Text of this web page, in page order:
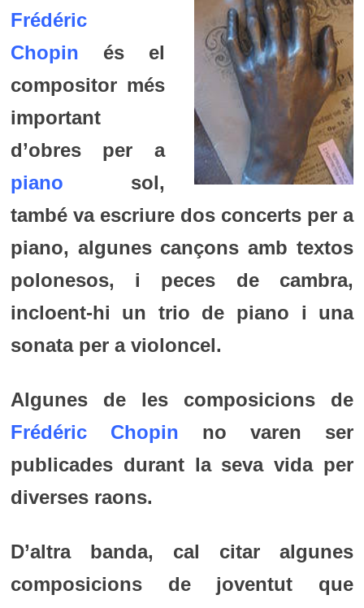
Frédéric
Chopin és el
compositor més
important
d’obres per a
piano sol,
també va escriure dos concerts per a
piano, algunes cançons amb textos
polonesos, i peces de cambra,
incloent-hi un trio de piano i una
sonata per a violoncel.
Algunes de les composicions de
Frédéric Chopin no varen ser
publicades durant la seva vida per
diverses raons.
D’altra banda, cal citar algunes
composicions de joventut que